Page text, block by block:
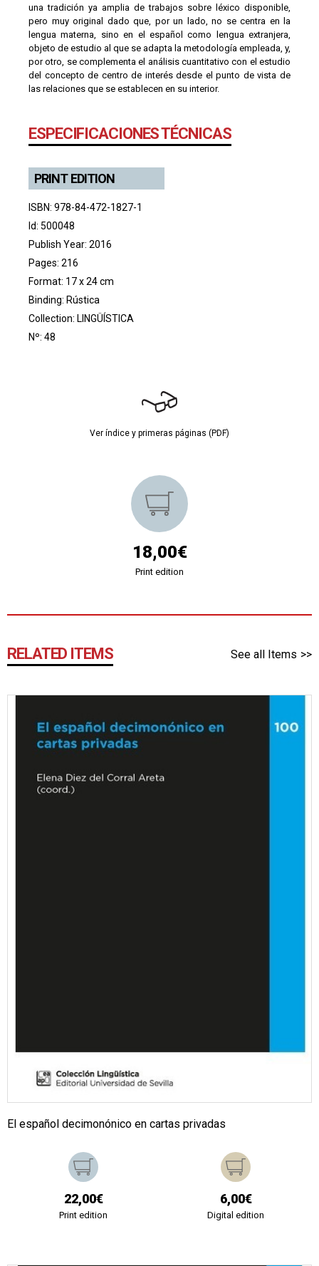
una tradición ya amplia de trabajos sobre léxico disponible,
pero muy original dado que, por un lado, no se centra en la
lengua materna, sino en el español como lengua extranjera,
objeto de estudio al que se adapta la metodología empleada, y,
por otro, se complementa el análisis cuantitativo con el estudio
del concepto de centro de interés desde el punto de vista de
las relaciones que se establecen en su interior.
ESPECIFICACIONES TÉCNICAS
PRINT EDITION
ISBN: 978-84-472-1827-1
Id: 500048
Publish Year: 2016
Pages: 216
Format: 17 x 24 cm
Binding: Rústica
Collection: LINGÜÍSTICA
Nº: 48
Ver índice y primeras páginas (PDF)
18,00€
Print edition
RELATED ITEMS See all Items
El español decimonónico en cartas privadas
22,00€
Print edition
6,00€
Digital edition